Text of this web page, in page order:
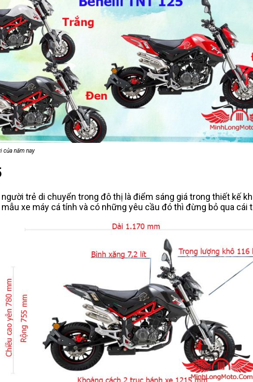
của năm nay
trẻ di chuyển trong đô thị là điểm sáng giá trong thiết kế
xe máy cá tính và có những yêu cầu đó thì đừng bỏ qua cái